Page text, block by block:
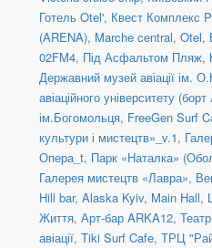
Готель Otel', Квест Комплекс
(ARENA), Marche central, Otel,
02FM4, Під Асфальтом Пляж,
Державний музей авіації ім.
авіаційного університету (борт
ім.Богомольця, FreeGen Surf
культури і мистецтв»_v.1,
Опера_t, Парк «Наталка»
Галерея мистецтв «Лавра»,
Hill bar, Alaska Kyiv, Main Hall,
Життя, Арт-бар ARKA12,
авіації, Tiki Surf Cafe, ТРЦ